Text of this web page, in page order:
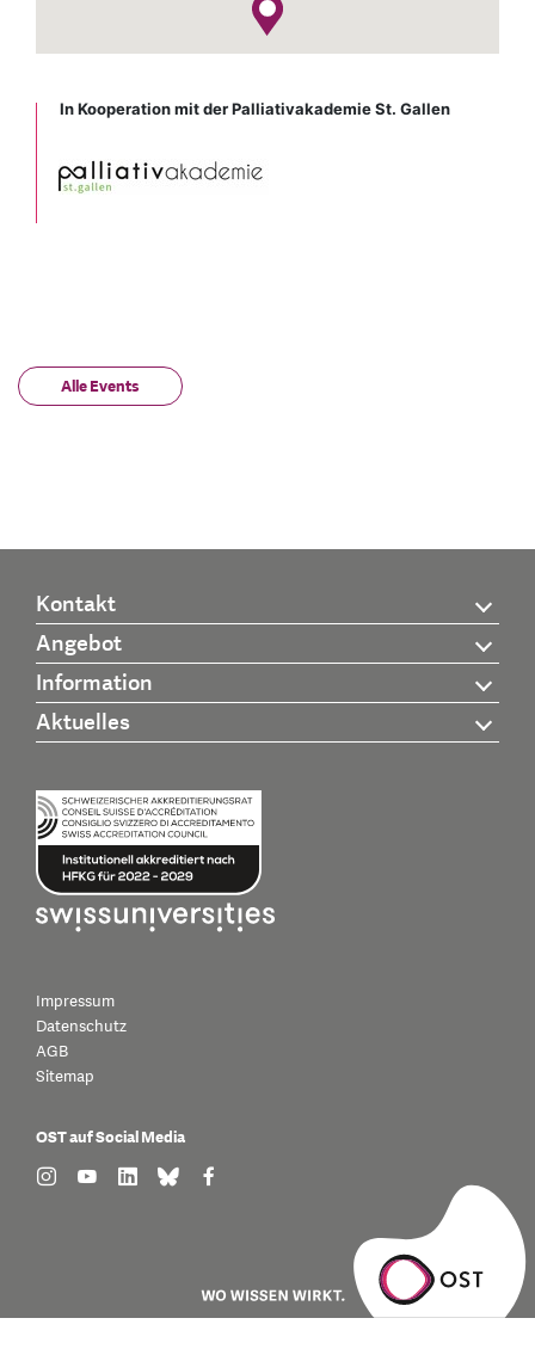
In Kooperation mit der Palliativakademie St. Gallen
Alle Events
Kontakt
Angebot
Information
Aktuelles
Impressum
Datenschutz
AGB
Sitemap
OST auf Social Media
find us on: instagram
find us on: youtube
find us on: linkedin
find us on: bluesky
find us on: facebook